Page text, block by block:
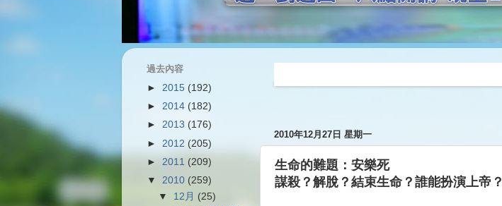
2010年12月27日 星期一
生命的難題：安樂死
謀殺？解脫？結束生命？誰能扮演上帝？
過去內容
► 2015 (192)
► 2014 (182)
► 2013 (176)
► 2012 (205)
► 2011 (209)
▼ 2010 (259)
▼ 12月 (25)